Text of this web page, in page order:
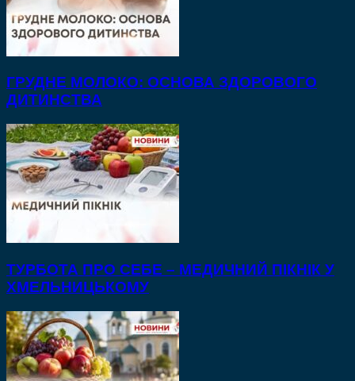
ГРУДНЕ МОЛОКО: ОСНОВА ЗДОРОВОГО
ДИТИНСТВА
ТУРБОТА ПРО СЕБЕ – МЕДИЧНИЙ ПІКНІК У
ХМЕЛЬНИЦЬКОМУ